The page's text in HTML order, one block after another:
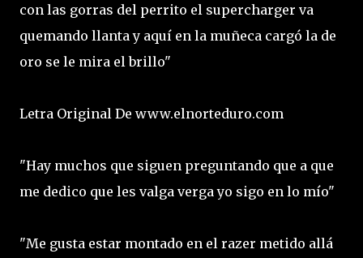
con las gorras del perrito el supercharger va
quemando llanta y aquí en la muñeca cargó la de
oro se le mira el brillo"
Letra Original De www.elnorteduro.com
"Hay muchos que siguen preguntando que a que
me dedico que les valga verga yo sigo en lo mío"
"Me gusta estar montado en el razer metido allá